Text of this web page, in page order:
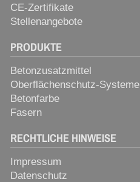
CE-Zertifikate
Stellenangebote
PRODUKTE
Betonzusatzmittel
Oberflächenschutz-Systeme
Betonfarbe
Fasern
RECHTLICHE HINWEISE
Impressum
Datenschutz